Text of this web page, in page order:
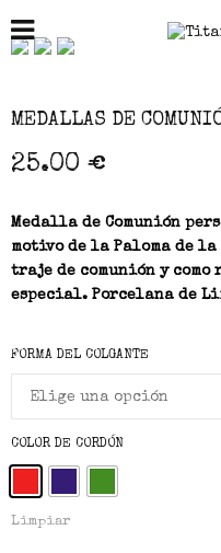
MEDALLAS DE
25.00 €
Medalla de Comunión
motivo de la Paloma de
traje de comunión y
especial. Porcelana de
FORMA DEL COLGANTE
COLOR DE CORDÓN
Limpiar